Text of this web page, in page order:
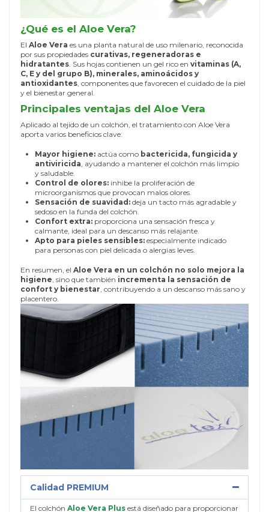
¿Qué es el Aloe Vera?
El Aloe Vera es una planta natural de uso milenario, reconocida
por sus propiedades curativas, regeneradoras e
hidratantes . Sus hojas contienen un gel rico en vitaminas (A,
C, E y del grupo B), minerales, aminoácidos y
antioxidantes , componentes que favorecen el cuidado de la piel
y el bienestar general.
Principales ventajas del Aloe Vera
Aplicado al tejido de un colchón, el tratamiento con Aloe Vera
aporta varios beneficios clave:
Mayor higiene: actúa como bactericida, fungicida y
antiviricida , ayudando a mantener el colchón más limpio
y saludable.
Control de olores: inhibe la proliferación de
microorganismos que provocan malos olores.
Sensación de suavidad: deja un tacto más agradable y
sedoso en la funda del colchón.
Confort extra: proporciona una sensación fresca y
calmante, ideal para un descanso más relajante.
Apto para pieles sensibles: especialmente indicado
para personas con piel delicada o alergias leves.
En resumen, el Aloe Vera en un colchón no solo mejora la
higiene , sino que también incrementa la sensación de
confort y bienestar , contribuyendo a un descanso más sano y
placentero.
Calidad PREMIUM
El colchón Aloe Vera Plus está diseñado para proporcionar